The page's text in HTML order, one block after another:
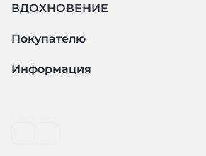
ВДОХНОВЕНИЕ
Покупателю
Информация